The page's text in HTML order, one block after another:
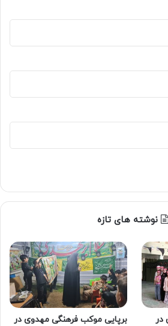
نوشته های تازه
در
برپایی موکب فرهنگی مهدوی در